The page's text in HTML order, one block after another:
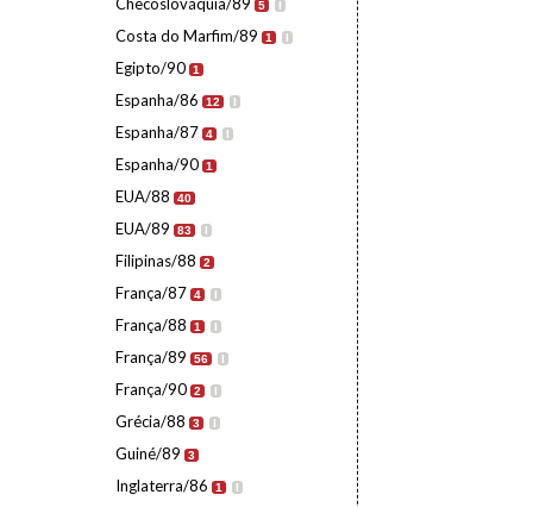
5 I
Costa do Marfim/89 1 I
Egipto/90 1
Espanha/86 12 I
Espanha/87 4 I
Espanha/90 1
EUA/88 40
EUA/89 83 I
Filipinas/88 2
França/87 4 I
França/88 1 I
França/89 56 I
França/90 2 I
Grécia/88 3 I
Guiné/89 3
Inglaterra/86 1 I